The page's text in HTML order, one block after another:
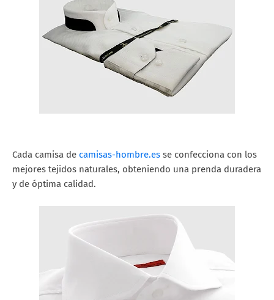
Cada camisa de camisas-hombre.es se confecciona con los
mejores tejidos naturales, obteniendo una prenda duradera
y de óptima calidad.